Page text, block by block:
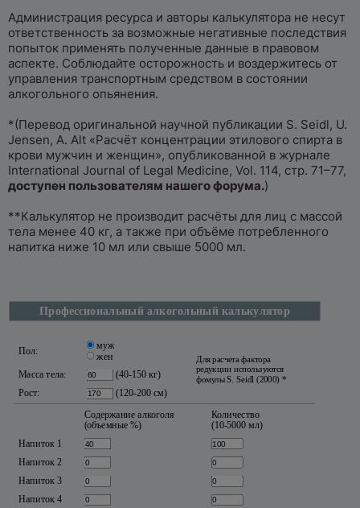
Администрация ресурса и авторы калькулятора не несут
ответственность за возможные негативные последствия
попыток применять полученные данные в правовом
аспекте. Соблюдайте осторожность и воздержитесь от
управления транспортным средством в состоянии
алкогольного опьянения.
*(Перевод оригинальной научной публикации S. Seidl, U.
Jensen, A. Alt «Расчёт концентрации этилового спирта в
крови мужчин и женщин», опубликованной в журнале
International Journal of Legal Medicine, Vol. 114, стр. 71–77,
доступен пользователям нашего форума.)
**Калькулятор не производит расчёты для лиц с массой
тела менее 40 кг, а также при объёме потребленного
напитка ниже 10 мл или свыше 5000 мл.